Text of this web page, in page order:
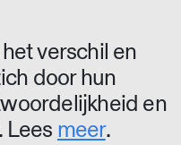
verschil en
door hun
en
Lees meer.